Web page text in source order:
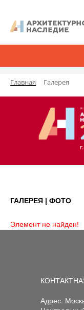
Главная Галерея
ГАЛЕРЕЯ | ФОТО
Элемент не найден!
Адрес: